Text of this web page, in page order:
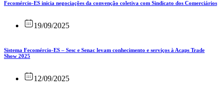
Fecomércio-ES inicia negociações da convenção coletiva com Sindicato dos Comerciários
19/09/2025
Sistema Fecomércio-ES – Sesc e Senac levam conhecimento e serviços à Acaps Trade
Show 2025
12/09/2025